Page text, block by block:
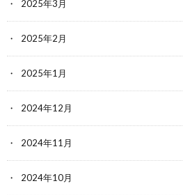
2025年3月
2025年2月
2025年1月
2024年12月
2024年11月
2024年10月